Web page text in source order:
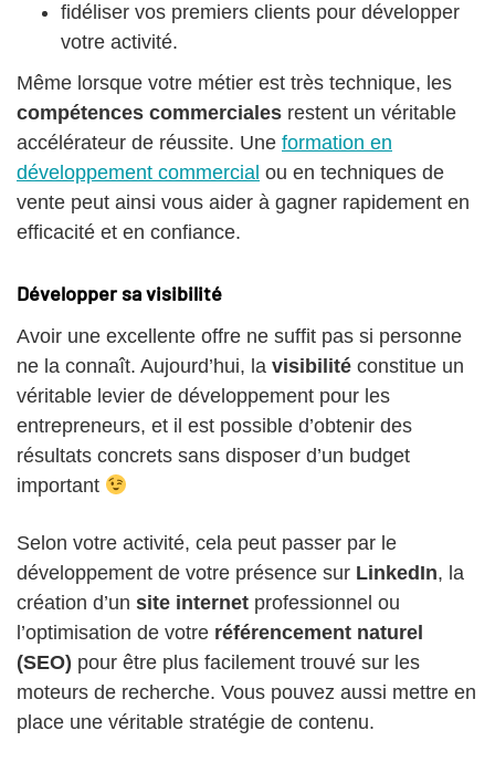
fidéliser vos premiers clients pour développer
votre activité.
Même lorsque votre métier est très technique, les
compétences commerciales restent un véritable
accélérateur de réussite. Une formation en
développement commercial ou en techniques de
vente peut ainsi vous aider à gagner rapidement en
efficacité et en confiance.
Développer sa visibilité
Avoir une excellente offre ne suffit pas si personne
ne la connaît. Aujourd’hui, la visibilité constitue un
véritable levier de développement pour les
entrepreneurs, et il est possible d’obtenir des
résultats concrets sans disposer d’un budget
important
Selon votre activité, cela peut passer par le
développement de votre présence sur LinkedIn, la
création d’un site internet professionnel ou
l’optimisation de votre référencement naturel
(SEO) pour être plus facilement trouvé sur les
moteurs de recherche. Vous pouvez aussi mettre en
place une véritable stratégie de contenu.